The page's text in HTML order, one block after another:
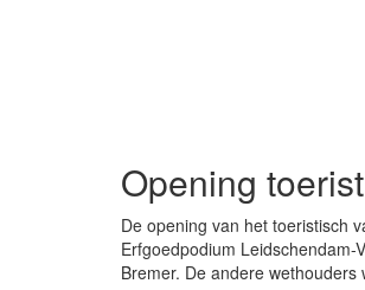
Opening
De opening van het toeristisch
Erfgoedpodium
Bremer. De andere wethouders